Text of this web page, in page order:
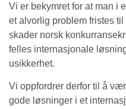
Vi er bekymret for at man i
et alvorlig problem fristes
skader norsk
felles internasjonale
usikkerhet.
Vi oppfordrer derfor til å
gode løsninger i et